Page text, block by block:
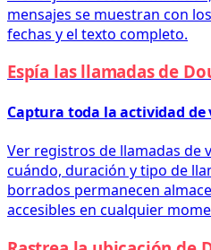
mensajes se muestran con
fechas y el texto completo.
Espía las llamadas de
Captura toda la actividad de
Ver registros de llamadas de
cuándo, duración y tipo de
borrados permanecen
accesibles en cualquier